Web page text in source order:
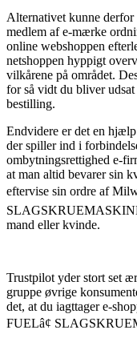
Alternativet kunne
medlem af e-mærke
online webshoppen
netshoppen hyppigt
vilkårene på området.
for så vidt du bliver
bestilling.
Endvidere er det en
der spiller ind i
ombytningsrettighed e-
at man altid bevarer sin
eftervise sin ordre af
mand eller kvinde.
Trustpilot yder stort set
gruppe øvrige
det, at du iagttager e-
FUELâ¢